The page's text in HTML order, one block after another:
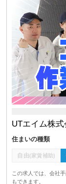
UTエイム株式
住まいの種類
自由(家賃補助)
この求人では、会社
もできます。